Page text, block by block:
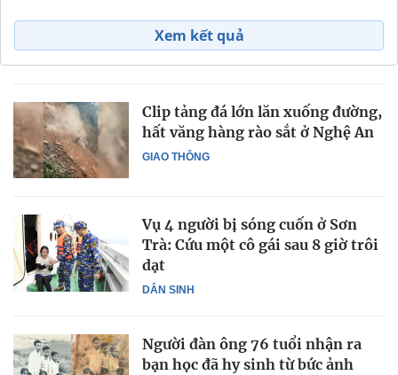
Xem kết quả
GIAO THÔNG
Clip tảng đá lớn lăn xuống đường,
hất văng hàng rào sắt ở Nghệ An
DÂN SINH
Vụ 4 người bị sóng cuốn ở Sơn
Trà: Cứu một cô gái sau 8 giờ trôi
dạt
Người đàn ông 76 tuổi nhận ra
bạn học đã hy sinh từ bức ảnh